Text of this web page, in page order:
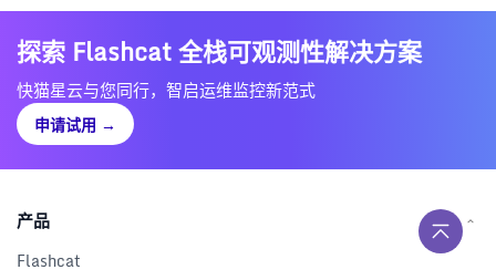
探索 Flashcat 全栈可观测性解决方案
快猫星云与您同行，智启运维监控新范式
申请试用 →
产品
Flashcat